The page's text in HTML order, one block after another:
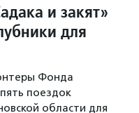
и закят»
для
Фонда
поездок
области для